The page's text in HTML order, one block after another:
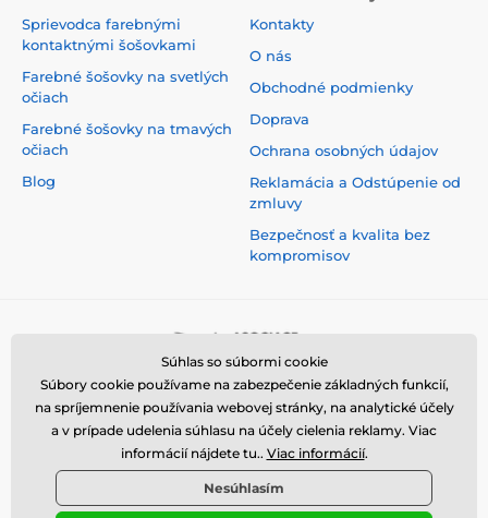
Sprievodca farebnými
kontaktnými šošovkami
Farebné šošovky na svetlých
očiach
Farebné šošovky na tmavých
očiach
Blog
Kontakty
O nás
Obchodné podmienky
Doprava
Ochrana osobných údajov
Reklamácia a Odstúpenie od
zmluvy
Bezpečnosť a kvalita bez
kompromisov
Súhlas so súbormi cookie
Súbory cookie používame na zabezpečenie základných funkcií,
na spríjemnenie používania webovej stránky, na analytické účely
a v prípade udelenia súhlasu na účely cielenia reklamy. Viac
informácií nájdete tu.. Viac informácií.
Nesúhlasím